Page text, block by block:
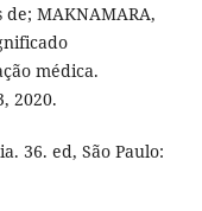
de; MAKNAMARA,
médica.
2020.
36. ed, São Paulo: